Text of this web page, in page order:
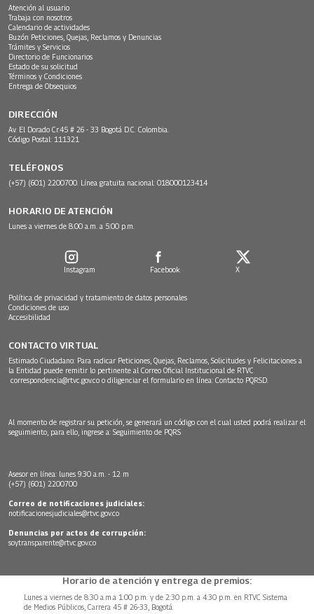
Atención al usuario
Trabaja con nosotros
Calendario de actividades
Buzón Peticiones, Quejas, Reclamos y Denuncias
Trámites y Servicios
Directorio de Funcionarios
Estado de su solicitud
Términos y Condiciones
Entrega de Obsequios
DIRECCIÓN
Av. El Dorado Cr.45 # 26 - 33 Bogotá D.C. Colombia.
Código Postal: 111321
TELÉFONOS
(+57) (601) 2200700. Línea gratuita nacional: 018000123414
HORARIO DE ATENCIÓN
Lunes a viernes de 8:00 a.m. a 5:00 p.m.
Instagram Facebook X
Política de privacidad y tratamiento de datos personales
Condiciones de uso
Accesibilidad
CONTACTO VIRTUAL
Estimado Ciudadano: Para radicar Peticiones, Quejas, Reclamos, Solicitudes y Felicitaciones a
la Entidad puede remitir lo pertinente al Correo Oficial Institucional de RTVC
correspondencia@rtvc.gov.co o diligenciar el formulario en línea: Contacto PQRSD.
Al momento de registrar su petición, se generará un código con el cual usted podrá realizar el
seguimiento, para ello, ingrese a: Seguimiento de PQRS
Asesor en línea: lunes 9:30 a.m. - 12 m
(+57) (601) 2200700
Correo de notificaciones judiciales:
notificacionesjudiciales@rtvc.gov.co
Denuncias por actos de corrupción:
soytransparente@rtvc.gov.co
Horario de atención y entrega de premios:
Lunes a viernes de 8:30 a.m.a 1:00 p.m. y de 2:30 p.m. a 4:30 p.m. en RTVC Sistema
de Medios Públicos, Carrera 45 # 26-33, Bogotá.